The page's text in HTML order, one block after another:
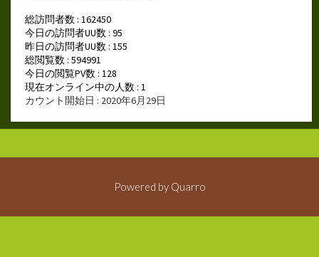
総訪問者数 : 162450
今日の訪問者UU数 : 95
昨日の訪問者UU数 : 155
総閲覧数 : 594991
今日の閲覧PV数 : 128
現在オンライン中の人数 : 1
カウント開始日 : 2020年6月29日
Powered by Quarro